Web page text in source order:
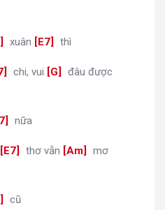
xuân [E7 thì
chi, vui [G
đâu được
nữa
[E7 thơ vẫn [Am
mơ
cũ